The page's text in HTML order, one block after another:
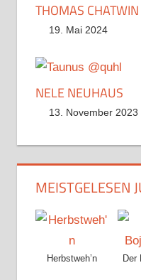
THOMAS
19. Mai 2024
NELE NEUHAUS
13. November 2023
MEISTGELESEN
Herbstweh’n Der